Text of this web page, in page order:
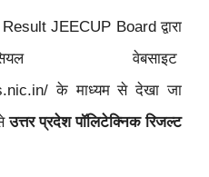
JEECUP Board द्वारा
वेबसाइट
के माध्यम से देखा जा
उत्तर प्रदेश पॉलिटेक्निक रिजल्ट